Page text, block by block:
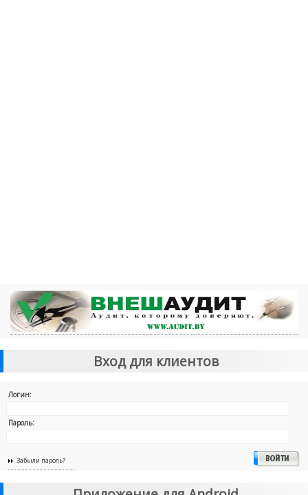
Вход для клиентов
Логин:
Пароль:
Забыли пароль?